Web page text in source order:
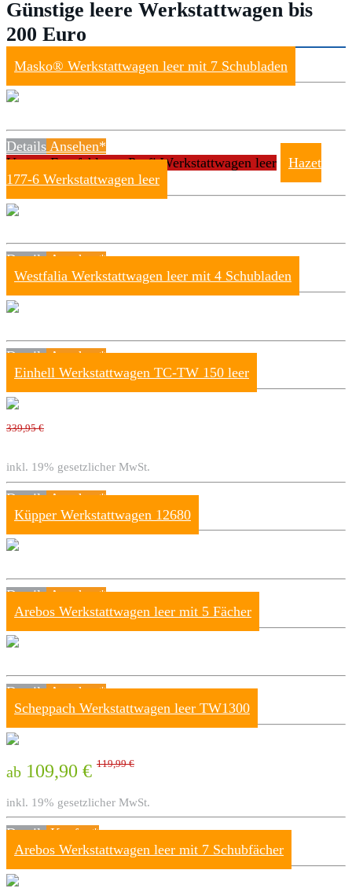
Günstige leere Werkstattwagen bis
200 Euro
Masko® Werkstattwagen leer mit 7 Schubladen
Details Ansehen*
Unsere Empfehlung: Profi Werkstattwagen leer
Hazet
177-6 Werkstattwagen leer
DetailsAnsehen*
Westfalia Werkstattwagen leer mit 4 Schubladen
DetailsAnsehen*
Einhell Werkstattwagen TC-TW 150 leer
339,95 €
inkl. 19% gesetzlicher MwSt.
DetailsAnsehen*
Küpper Werkstattwagen 12680
DetailsAnsehen*
Arebos Werkstattwagen leer mit 5 Fächer
DetailsAnsehen*
Scheppach Werkstattwagen leer TW1300
ab 109,90 € 119,99 €
inkl. 19% gesetzlicher MwSt.
DetailsKaufen*
Arebos Werkstattwagen leer mit 7 Schubfächer